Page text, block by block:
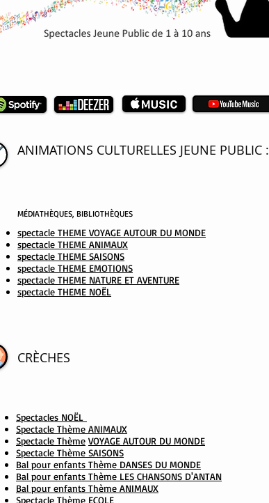
ANIMATIONS CULTURELLES JEUNE PUBLIC :
MÉDIATHÈQUES, BIBLIOTHÈQUES
spectacle THEME VOYAGE AUTOUR DU MONDE
spectacle THEME ANIMAUX
spectacle THEME SAISONS
spectacle THEME EMOTIONS
spectacle THEME NATURE ET AVENTURE
spectacle THEME NOËL
CRÈCHES
Spectacles NOËL
Spectacle Thème ANIMAUX
Spectacle Thème VOYAGE AUTOUR DU MONDE
Spectacle Thème SAISONS
Bal pour enfants Thème DANSES DU MONDE
Bal pour enfants Thème LES CHANSONS D'ANTAN
Bal pour enfants Thème ANIMAUX
Spectacle Thème ECOLE